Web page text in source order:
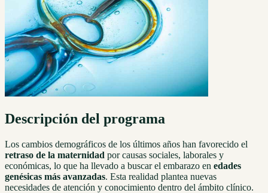
Descripción del programa
Los cambios demográficos de los últimos años han favorecido el
retraso de la maternidad por causas sociales, laborales y
económicas, lo que ha llevado a buscar el embarazo en edades
genésicas más avanzadas. Esta realidad plantea nuevas
necesidades de atención y conocimiento dentro del ámbito clínico.